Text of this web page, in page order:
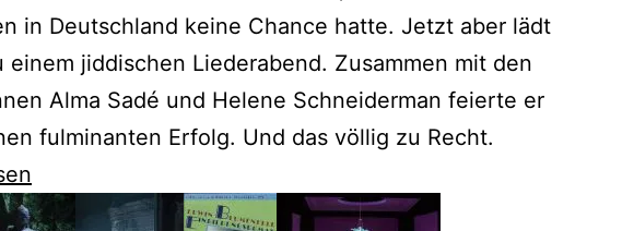
in Deutschland keine Chance hatte. Jetzt aber lädt
einem jiddischen Liederabend. Zusammen mit den
Alma Sadé und Helene Schneiderman feierte er
fulminanten Erfolg. Und das völlig zu Recht.